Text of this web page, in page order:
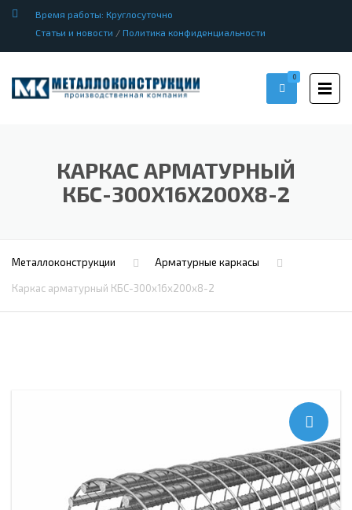
Время работы: Круглосуточно
Статьи и новости / Политика конфиденциальности
0
КАРКАС АРМАТУРНЫЙ
КБС-300Х16Х200Х8-2
Металлоконструкции Арматурные каркасы
Каркас арматурный КБС-300х16х200х8-2